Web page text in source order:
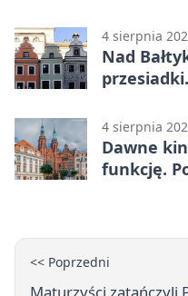
4 sierpnia
Nad
4 sierpnia
Dawne
funkcję.
<< Poprzedni